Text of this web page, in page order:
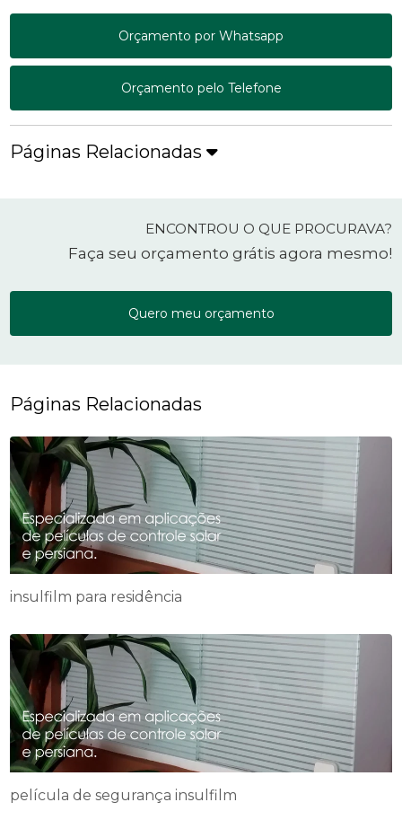
Orçamento por Whatsapp
Orçamento pelo Telefone
Páginas Relacionadas
ENCONTROU O QUE PROCURAVA?
Faça seu orçamento grátis agora mesmo!
Quero meu orçamento
Páginas Relacionadas
insulfilm para residência
película de segurança insulfilm